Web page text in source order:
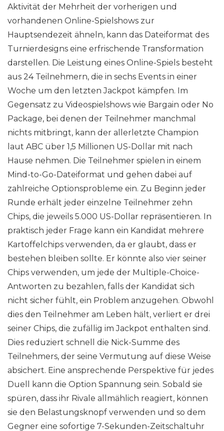
Aktivität der Mehrheit der vorherigen und
vorhandenen Online-Spielshows zur
Hauptsendezeit ähneln, kann das Dateiformat des
Turnierdesigns eine erfrischende Transformation
darstellen. Die Leistung eines Online-Spiels besteht
aus 24 Teilnehmern, die in sechs Events in einer
Woche um den letzten Jackpot kämpfen. Im
Gegensatz zu Videospielshows wie Bargain oder No
Package, bei denen der Teilnehmer manchmal
nichts mitbringt, kann der allerletzte Champion
laut ABC über 1,5 Millionen US-Dollar mit nach
Hause nehmen. Die Teilnehmer spielen in einem
Mind-to-Go-Dateiformat und gehen dabei auf
zahlreiche Optionsprobleme ein. Zu Beginn jeder
Runde erhält jeder einzelne Teilnehmer zehn
Chips, die jeweils 5.000 US-Dollar repräsentieren. In
praktisch jeder Frage kann ein Kandidat mehrere
Kartoffelchips verwenden, da er glaubt, dass er
bestehen bleiben sollte. Er könnte also vier seiner
Chips verwenden, um jede der Multiple-Choice-
Antworten zu bezahlen, falls der Kandidat sich
nicht sicher fühlt, ein Problem anzugehen. Obwohl
dies den Teilnehmer am Leben hält, verliert er drei
seiner Chips, die zufällig im Jackpot enthalten sind.
Dies reduziert schnell die Nick-Summe des
Teilnehmers, der seine Vermutung auf diese Weise
absichert. Eine ansprechende Perspektive für jedes
Duell kann die Option Spannung sein. Sobald sie
spüren, dass ihr Rivale allmählich reagiert, können
sie den Belastungsknopf verwenden und so dem
Gegner eine sofortige 7-Sekunden-Zeitschaltuhr